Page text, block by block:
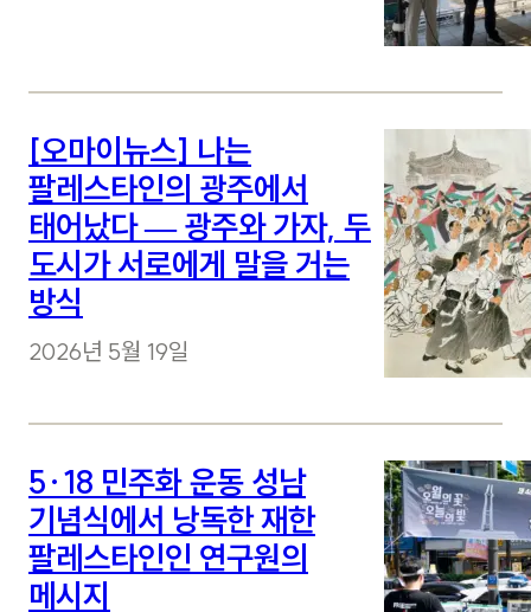
[오마이뉴스] 나는
팔레스타인의 광주에서
태어났다 — 광주와 가자, 두
도시가 서로에게 말을 거는
방식
2026년 5월 19일
5·18 민주화 운동 성남
기념식에서 낭독한 재한
팔레스타인인 연구원의
메시지